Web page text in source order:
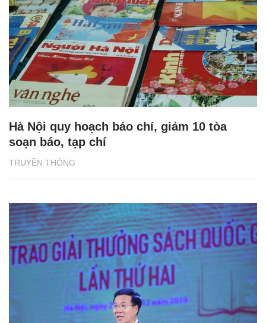
TRUYỀN THÔNG
Hà Nội quy hoạch báo chí, giảm 10 tòa
soạn báo, tạp chí